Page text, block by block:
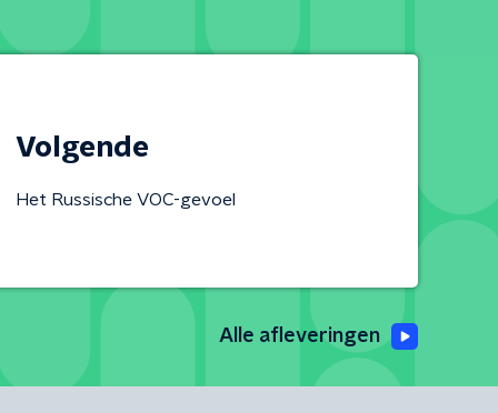
Volgende
Het Russische VOC-gevoel
Alle afleveringen